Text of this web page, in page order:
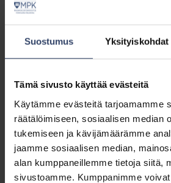
Suostumus Yksityiskohdat
Tämä sivusto käyttää evästeitä
Käytämme evästeitä tarjoamamme
räätälöimiseen, sosiaalisen median
tukemiseen ja kävijämäärämme
jaamme sosiaalisen median,
alan kumppaneillemme tietoja siitä,
sivustoamme. Kumppanimme
Sitoutuneet
laadukkaan
tekijöinä
Käsikirjan laadinnasta on
ollut mukana kokeneita ja
useista piireistä. Päävastuun
Kurssinjohtajan käsikirjan että
osalta on kantanut
Kela, Panu MoilanenjaElisa